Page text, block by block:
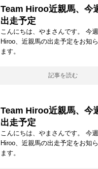
Team Hiroo近親馬、今
出走予定
こんにちは、やまさんです。 今
Hiroo、近親馬の出走予定をお知
ます。
記事を読む
Team Hiroo近親馬、今
出走予定
こんにちは、やまさんです。 今
Hiroo、近親馬の出走予定をお知
ます。